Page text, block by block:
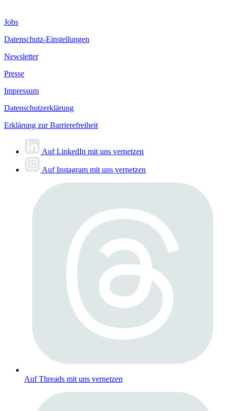
Jobs
Datenschutz-Einstellungen
Newsletter
Presse
Impressum
Datenschutzerklärung
Erklärung zur Barrierefreiheit
Auf LinkedIn mit uns vernetzen
Auf Instagram mit uns vernetzen
Auf Threads mit uns vernetzen